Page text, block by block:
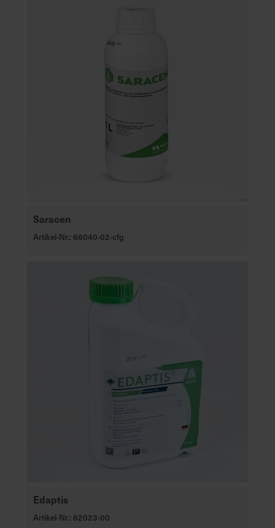
Saracen
Artikel-Nr.: 66040-02-cfg
Edaptis
Artikel-Nr.: 62023-00